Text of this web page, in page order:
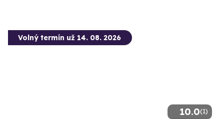
10.0(1)
Volný termín už 14. 08. 2026